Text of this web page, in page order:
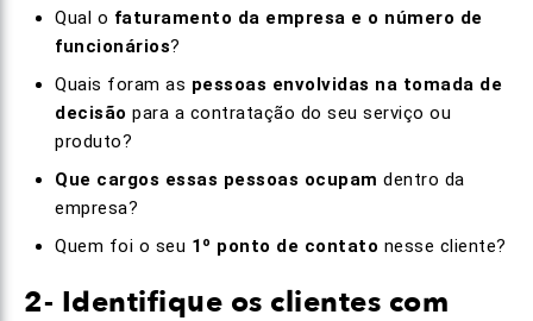
Qual o faturamento da empresa e o número de
funcionários?
Quais foram as pessoas envolvidas na tomada de
decisão para a contratação do seu serviço ou
produto?
Que cargos essas pessoas ocupam dentro da
empresa?
Quem foi o seu 1º ponto de contato nesse cliente?
2- Identifique os clientes com